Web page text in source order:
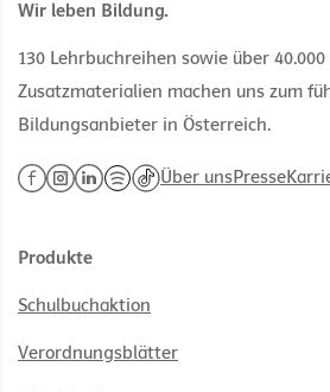
Wir leben Bildung.
130 Lehrbuchreihen sowie über
Zusatzmaterialien machen uns zum
Bildungsanbieter in Österreich.
Über unsPresse
Produkte
Schulbuchaktion
Verordnungsblätter